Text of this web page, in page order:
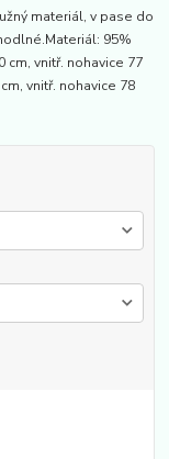
materiál, v pase do
95%
vnitř. nohavice 77
vnitř. nohavice 78